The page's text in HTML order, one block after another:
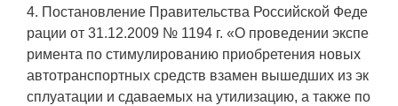
4. Постановление Правительства Российской Феде
рации от 31.12.2009 № 1194 г. «О проведении экспе
римента по стимулированию приобретения новых
автотранспортных средств взамен вышедших из эк
сплуатации и сдаваемых на утилизацию, а также по